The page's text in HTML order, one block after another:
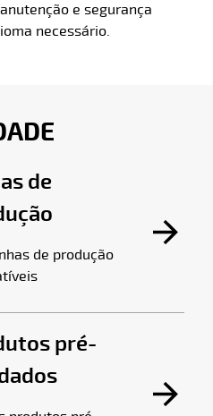
e segurança
necessário.
de
de produção
pré-